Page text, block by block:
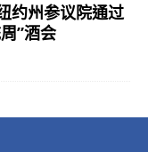
约州参议院通过
”酒会